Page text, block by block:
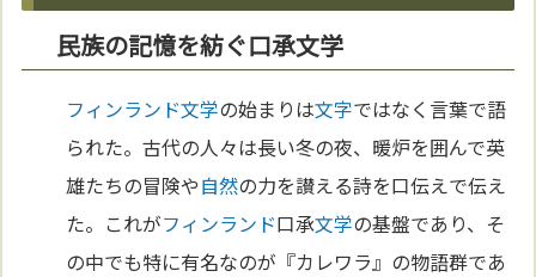
民族の記憶を紡ぐ口承文学
フィンランド文学の始まりは文字ではなく言葉で語
られた。古代の人々は長い冬の夜、暖炉を囲んで英
雄たちの冒険や自然の力を讃える詩を口伝えで伝え
た。これがフィンランド口承文学の基盤であり、そ
の中でも特に有名なのが『カレワラ』の物語群であ